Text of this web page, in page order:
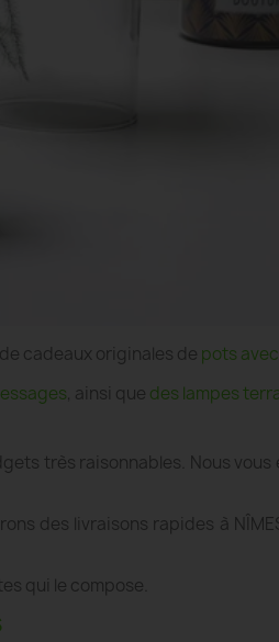
cadeaux originales de pots
, ainsi que des lampes
très raisonnables. Nous
des livraisons rapides à
qui le compose.